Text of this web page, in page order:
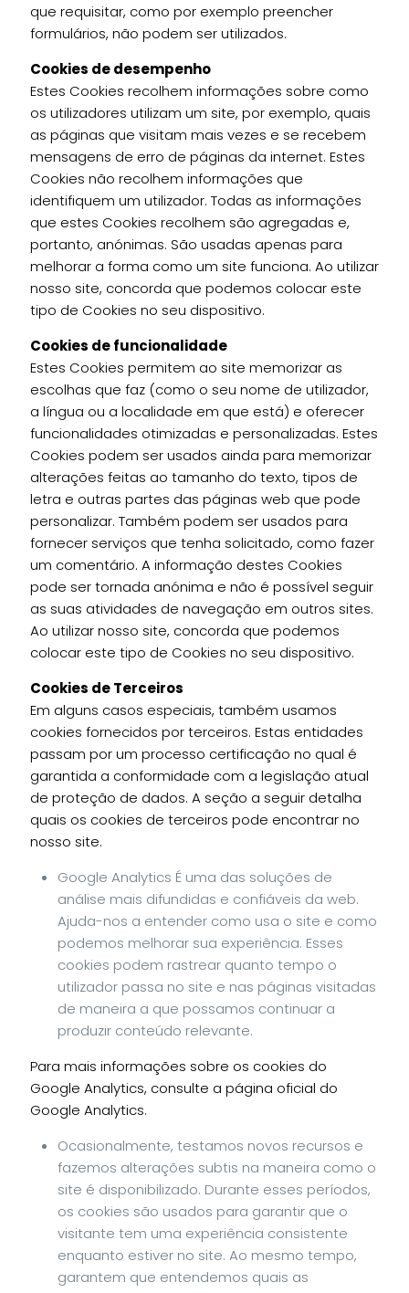
que requisitar, como por exemplo preencher
formulários, não podem ser utilizados.
Cookies de desempenho
Estes Cookies recolhem informações sobre como
os utilizadores utilizam um site, por exemplo, quais
as páginas que visitam mais vezes e se recebem
mensagens de erro de páginas da internet. Estes
Cookies não recolhem informações que
identifiquem um utilizador. Todas as informações
que estes Cookies recolhem são agregadas e,
portanto, anónimas. São usadas apenas para
melhorar a forma como um site funciona. Ao utilizar
nosso site, concorda que podemos colocar este
tipo de Cookies no seu dispositivo.
Cookies de funcionalidade
Estes Cookies permitem ao site memorizar as
escolhas que faz (como o seu nome de utilizador,
a língua ou a localidade em que está) e oferecer
funcionalidades otimizadas e personalizadas. Estes
Cookies podem ser usados ainda para memorizar
alterações feitas ao tamanho do texto, tipos de
letra e outras partes das páginas web que pode
personalizar. Também podem ser usados para
fornecer serviços que tenha solicitado, como fazer
um comentário. A informação destes Cookies
pode ser tornada anónima e não é possível seguir
as suas atividades de navegação em outros sites.
Ao utilizar nosso site, concorda que podemos
colocar este tipo de Cookies no seu dispositivo.
Cookies de Terceiros
Em alguns casos especiais, também usamos
cookies fornecidos por terceiros. Estas entidades
passam por um processo certificação no qual é
garantida a conformidade com a legislação atual
de proteção de dados. A seção a seguir detalha
quais os cookies de terceiros pode encontrar no
nosso site.
Google Analytics É uma das soluções de
análise mais difundidas e confiáveis da web.
Ajuda-nos a entender como usa o site e como
podemos melhorar sua experiência. Esses
cookies podem rastrear quanto tempo o
utilizador passa no site e nas páginas visitadas
de maneira a que possamos continuar a
produzir conteúdo relevante.
Para mais informações sobre os cookies do
Google Analytics, consulte a página oficial do
Google Analytics.
Ocasionalmente, testamos novos recursos e
fazemos alterações subtis na maneira como o
site é disponibilizado. Durante esses períodos,
os cookies são usados para garantir que o
visitante tem uma experiência consistente
enquanto estiver no site. Ao mesmo tempo,
garantem que entendemos quais as